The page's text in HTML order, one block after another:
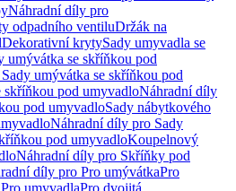
Náhradní díly pro
odpadního ventiluDržák na
Dekorativní krytySady umyvadla se
umývátka se skříňkou pod
umývátka se skříňkou pod
skříňkou pod umyvadloNáhradní díly
pod umyvadloSady nábytkového
Náhradní díly pro Sady
pod umyvadloKoupelnový
Náhradní díly pro Skříňky pod
díly pro Pro umývátkaPro
umyvadlaPro dvojitá